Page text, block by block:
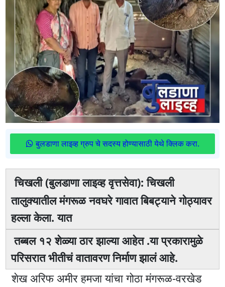
बुलडाणा लाइव्ह ग्रुप चे सदस्य होण्यासाठी येथे क्लिक करा.
चिखली (बुलडाणा लाइव्ह वृत्तसेवा): चिखली
तालुक्यातील मंगरूळ नवघरे गावात बिबट्याने गोठ्यावर
हल्ला केला. यात
तब्बल १२ शेळ्या ठार झाल्या आहेत .या प्रकारामुळे
परिसरात भीतीचं वातावरण निर्माण झालं आहे.
शेख अरिफ अमीर हमजा यांचा गोठा मंगरूळ-वरखेड